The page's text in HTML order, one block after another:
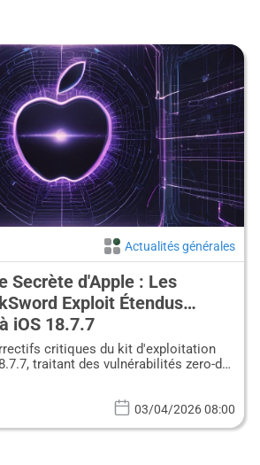
Actualités générales
Secrète d'Apple : Les
Exploit Étendus
iOS 18.7.7
critiques du kit d'exploitation
traitant des vulnérabilités zero-day
03/04/2026 08:00